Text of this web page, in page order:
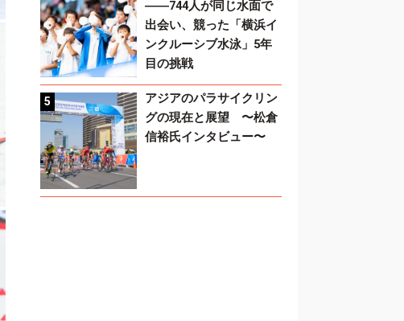
――744人が同じ水面で
出会い、競った「横浜イ
ンクルーシブ水泳」5年
目の挑戦
アジアのパラサイクリン
グの現在と展望 〜松倉
信裕氏インタビュー〜